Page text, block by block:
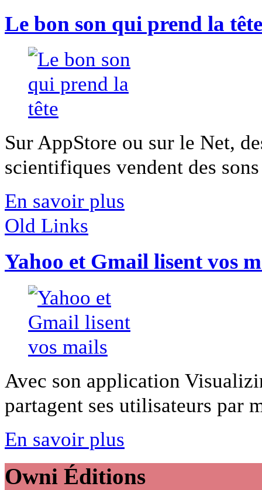
Le bon son qui prend la tête
Sur AppStore ou sur le Net,
scientifiques vendent des
En savoir plus
Old Links
Yahoo et Gmail lisent vos
Avec son application
partagent ses utilisateurs par
En savoir plus
Owni Éditions